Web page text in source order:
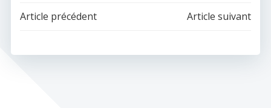
Navigation
de
Article précédent
Navigation
de
Article suivant